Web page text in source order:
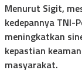
Menurut Sigit,
kedepannya TNI-
meningkatkan
kepastian
masyarakat.